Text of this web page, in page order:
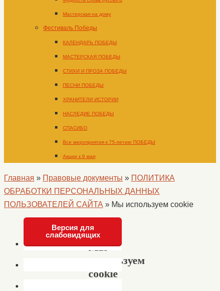
Мастерская на дому
Фестиваль Победы
КАЛЕНДАРЬ ПОБЕДЫ
МАСТЕРСКАЯ ПОБЕДЫ
СТИХИ И ПРОЗА ПОБЕДЫ
ПЕСНИ ПОБЕДЫ
ХРАНИТЕЛИ ИСТОРИИ
НАСЛЕДИЕ ПОБЕДЫ
СПАСИБО
Все мероприятия к 75-летию ПОБЕДЫ
Акции к 9 мая
Главная » Правовые документы » ПОЛИТИКА
ОБРАБОТКИ ПЕРСОНАЛЬНЫХ ДАННЫХ
ПОЛЬЗОВАТЕЛЕЙ САЙТА » Мы используем cookie
Мы
используем
cookie
Версия для
слабовидящих